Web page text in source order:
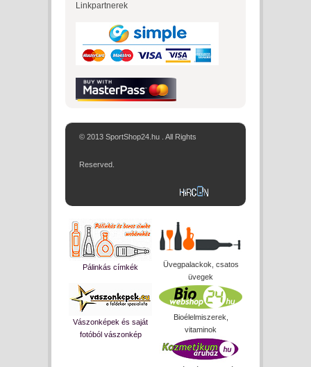
Linkpartnerek
© 2013 SportShop24.hu . All Rights
Reserved.
Pálinkás címkék
Üvegpalackok, csatos
üvegek
Vászonképek és saját
fotóból vászonkép
Bioélelmiszerek,
vitaminok